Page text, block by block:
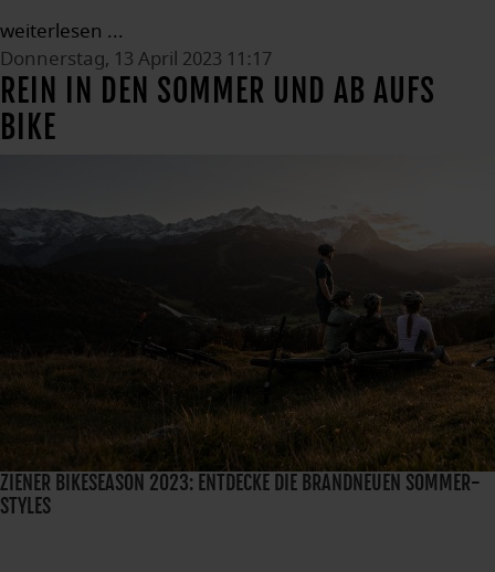
weiterlesen ...
Donnerstag, 13 April 2023 11:17
REIN IN DEN SOMMER UND AB AUFS
BIKE
ZIENER BIKESEASON 2023: ENTDECKE DIE BRANDNEUEN SOMMER-
STYLES